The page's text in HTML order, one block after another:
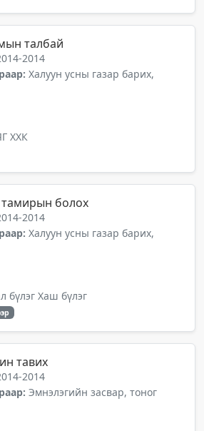
талбай
2014
Халуун усны газар барих,
ХХК
болох
2014
Халуун усны газар барих,
бүлэг Хаш бүлэг
тавих
2014
Эмнэлэгийн засвар, тоног